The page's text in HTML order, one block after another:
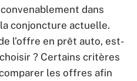
dans
conjoncture actuelle.
l’offre en prêt auto, est-
? Certains critères
les offres afin